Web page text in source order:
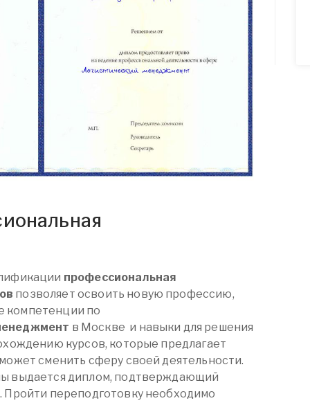
профессиональная
позволяет освоить новую профессию,
компетенции по
в Москве и навыки для решения
курсов, которые предлагает
сменить сферу своей деятельности.
выдается диплом, подтверждающий
Пройти переподготовку необходимо